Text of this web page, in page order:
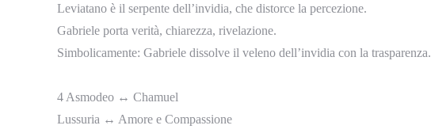
Leviatano è il serpente dell’invidia, che distorce la percezione.
Gabriele porta verità, chiarezza, rivelazione.
Simbolicamente: Gabriele dissolve il veleno dell’invidia con la trasparenza.
4 Asmodeo ↔ Chamuel
Lussuria ↔ Amore e Compassione